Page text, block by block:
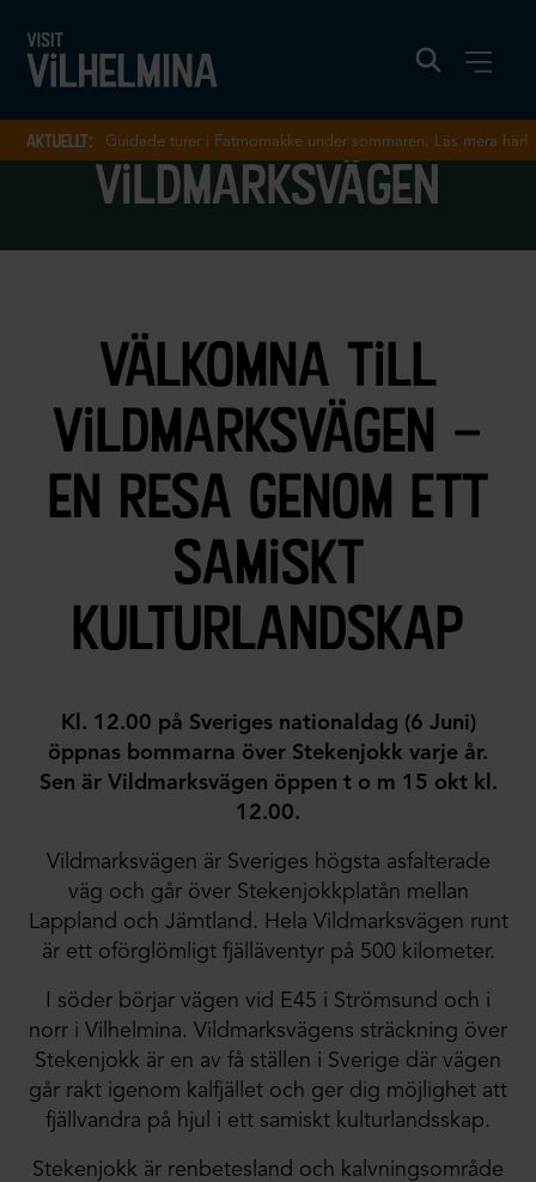
aktuellt: Guidade turer i Fatmomakke under sommaren. Läs mera här!
vildmarksvägen
välkomna till
vildmarksvägen –
en resa genom ett
samiskt
kulturlandskap
Kl. 12.00 på Sveriges nationaldag (6 Juni)
öppnas bommarna över Stekenjokk varje år.
Sen är Vildmarksvägen öppen t o m 15 okt kl.
12.00.
Vildmarksvägen är Sveriges högsta asfalterade
väg och går över Stekenjokkplatån mellan
Lappland och Jämtland. Hela Vildmarksvägen runt
är ett oförglömligt fjälläventyr på 500 kilometer.
I söder börjar vägen vid E45 i Strömsund och i
norr i Vilhelmina. Vildmarksvägens sträckning över
Stekenjokk är en av få ställen i Sverige där vägen
går rakt igenom kalfjället och ger dig möjlighet att
fjällvandra på hjul i ett samiskt kulturlandsskap.
Stekenjokk är renbetesland och kalvningsområde